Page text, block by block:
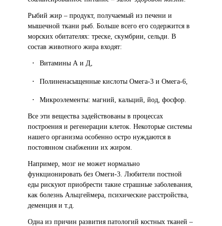
Рыбий жир – продукт, получаемый из печени и
мышечной ткани рыб. Больше всего его содержится в
морских обитателях: треске, скумбрии, сельди. В
состав животного жира входят:
Витамины А и Д,
Полиненасыщенные кислоты Омега-3 и Омега-6,
Микроэлементы: магний, кальций, йод, фосфор.
Все эти вещества задействованы в процессах
построения и регенерации клеток. Некоторые системы
нашего организма особенно остро нуждаются в
постоянном снабжении их жиром.
Например, мозг не может нормально
функционировать без Омеги-3. Любители постной
еды рискуют приобрести такие страшные заболевания,
как болезнь Альцгеймера, психические расстройства,
деменция и т.д.
Одна из причин развития патологий костных тканей –